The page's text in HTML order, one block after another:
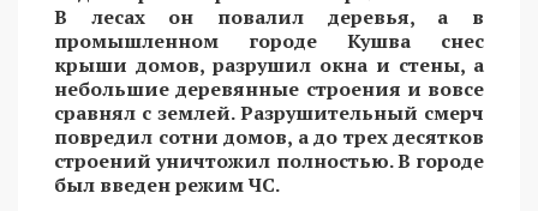
В лесах он повалил деревья, а в
промышленном городе Кушва снес
крыши домов, разрушил окна и стены, а
небольшие деревянные строения и вовсе
сравнял с землей. Разрушительный смерч
повредил сотни домов, а до трех десятков
строений уничтожил полностью. В городе
был введен режим ЧС.